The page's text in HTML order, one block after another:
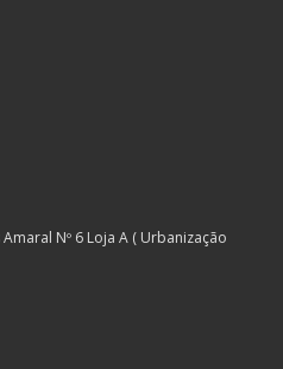
Nº 6 Loja A ( Urbanização